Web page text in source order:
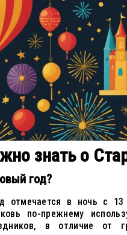
знать о
год?
отмечается в ночь с
по-прежнему
в отличие от